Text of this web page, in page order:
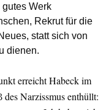
Werk
Rekrut für die
statt sich von
dienen.
erreicht Habeck im
Narzissmus enthüllt: